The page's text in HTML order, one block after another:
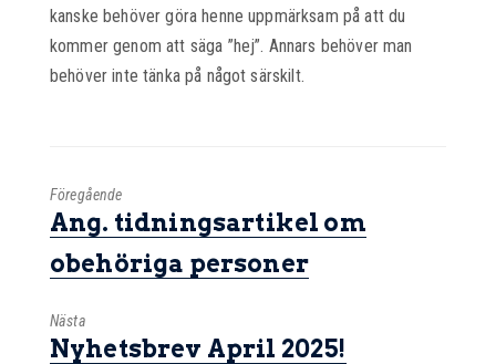
kanske behöver göra henne uppmärksam på att du
kommer genom att säga ”hej”. Annars behöver man
behöver inte tänka på något särskilt.
Föregående
Ang. tidningsartikel om
obehöriga personer
Nästa
Nyhetsbrev April 2025!